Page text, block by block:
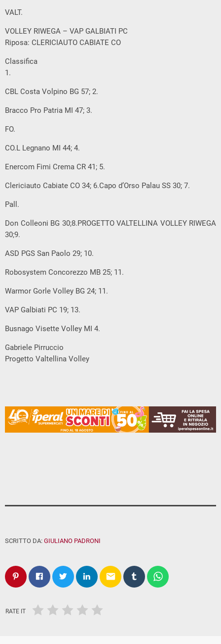
VALT.
VOLLEY RIWEGA – VAP GALBIATI PC
Riposa: CLERICIAUTO CABIATE CO
Classifica
1.
CBL Costa Volpino BG 57; 2.
Bracco Pro Patria MI 47; 3.
FO.
CO.L Legnano MI 44; 4.
Enercom Fimi Crema CR 41; 5.
Clericiauto Cabiate CO 34; 6.Capo d’Orso Palau SS 30; 7.
Pall.
Don Colleoni BG 30;8.PROGETTO VALTELLINA VOLLEY RIWEGA
30;9.
ASD PGS San Paolo 29; 10.
Robosystem Concorezzo MB 25; 11.
Warmor Gorle Volley BG 24; 11.
VAP Galbiati PC 19; 13.
Busnago Visette Volley MI 4.
Gabriele Pirruccio
Progetto Valtellina Volley
SCRITTO DA: GIULIANO PADRONI
email
RATE IT